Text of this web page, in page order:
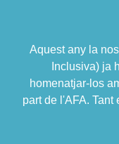
Aquest any la
Inclusiva) ja
homenatjar-los
part de l'AFA. Tant